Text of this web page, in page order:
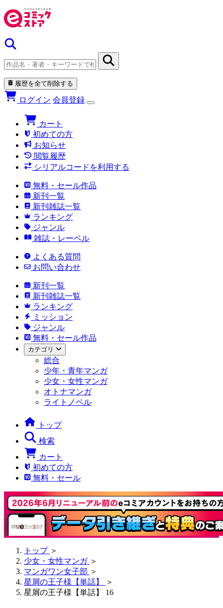
履歴を全て削除する
ログイン 会員登録
カート
初めての方
お知らせ
閲覧履歴
シリアルコードを利用する
無料・セール作品
新刊一覧
新刊雑誌一覧
ランキング
ジャンル
雑誌・レーベル
よくある質問
お問い合わせ
新刊一覧
新刊雑誌一覧
ランキング
ミッション
ジャンル
無料・セール作品
カテゴリ
総合
少年・青年マンガ
少女・女性マンガ
オトナマンガ
ライトノベル
トップ
検索
カート
初めての方
無料・セール
トップ ＞
少女・女性マンガ ＞
マンガワン女子部 ＞
星屑の王子様【単話】
＞
星屑の王子様【単話】 16